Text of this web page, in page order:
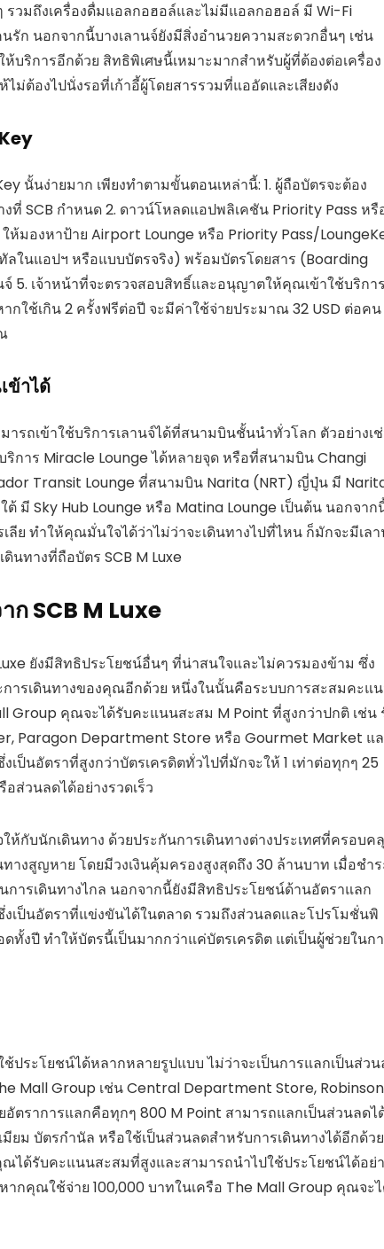
รวมถึงเครื่องดื่มแอลกอฮอล์และไม่มีแอลกอฮอล์ มี Wi-Fi
ก นอกจากนี้บางเลานจ์ยังมีสิ่งอำนวยความสะดวกอื่นๆ เช่น
ริการอีกด้วย สิทธิพิเศษนี้เหมาะมากสำหรับผู้ที่ต้องต่อเครื่อง
ม่ต้องไปนั่งรอที่เก้าอี้ผู้โดยสารรวมที่แออัดและเสียงดัง
นั้นง่ายมาก เพียงทำตามขั้นตอนเหล่านี้: 1. ผู้ถือบัตรจะต้อง
SCB กำหนด 2. ดาวน์โหลดแอปพลิเคชัน Priority Pass หรื
มองหาป้าย Airport Lounge หรือ Priority Pass/
ในแอปฯ หรือแบบบัตรจริง) พร้อมบัตรโดยสาร (Boarding
5. เจ้าหน้าที่จะตรวจสอบสิทธิ์และอนุญาตให้คุณเข้าใช้บริการ
กใช้เกิน 2 ครั้งฟรีต่อปี จะมีค่าใช้จ่ายประมาณ 32 USD ต่อคน
ข้าได้
รถเข้าใช้บริการเลานจ์ได้ที่สนามบินชั้นนำทั่วโลก ตัวอย่างเ
าร Miracle Lounge ได้หลายจุด หรือที่สนามบิน Changi
Transit Lounge ที่สนามบิน Narita (NRT) ญี่ปุ่น มี
มี Sky Hub Lounge หรือ Matina Lounge เป็นต้น นอกจาก
ย ทำให้คุณมั่นใจได้ว่าไม่ว่าจะเดินทางไปที่ไหน ก็มักจะมีเล
นทางที่ถือบัตร SCB M Luxe
ก SCB M Luxe
ยังมีสิทธิประโยชน์อื่นๆ ที่น่าสนใจและไม่ควรมองข้าม ซึ่ง
ารเดินทางของคุณอีกด้วย หนึ่งในนั้นคือระบบการสะสมคะแ
Group คุณจะได้รับคะแนนสะสม M Point ที่สูงกว่าปกติ เช่น
Paragon Department Store หรือ Gourmet Market แ
ป็นอัตราที่สูงกว่าบัตรเครดิตทั่วไปที่มักจะให้ 1 เท่าต่อทุกๆ 25
ส่วนลดได้อย่างรวดเร็ว
กับนักเดินทาง ด้วยประกันการเดินทางต่างประเทศที่ครอบค
างสูญหาย โดยมีวงเงินคุ้มครองสูงสุดถึง 30 ล้านบาท เมื่อชำร
ารเดินทางไกล นอกจากนี้ยังมีสิทธิประโยชน์ด้านอัตราแลก
งเป็นอัตราที่แข่งขันได้ในตลาด รวมถึงส่วนลดและโปรโมชั่นพิ
ทั้งปี ทำให้บัตรนี้เป็นมากกว่าแค่บัตรเครดิต แต่เป็นผู้ช่วยในก
ประโยชน์ได้หลากหลายรูปแบบ ไม่ว่าจะเป็นการแลกเป็นส่ว
Mall Group เช่น Central Department Store, Robinson
ราการแลกคือทุกๆ 800 M Point สามารถแลกเป็นส่วนลดไ
ม บัตรกำนัล หรือใช้เป็นส่วนลดสำหรับการเดินทางได้อีกด้วย
ด้รับคะแนนสะสมที่สูงและสามารถนำไปใช้ประโยชน์ได้อย่
ากคุณใช้จ่าย 100,000 บาทในเครือ The Mall Group คุณจะ